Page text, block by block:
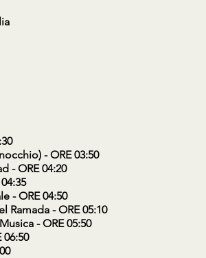
- ORE 03:50
- ORE 04:20
- ORE 04:50
Ramada - ORE 05:10
- ORE 05:50